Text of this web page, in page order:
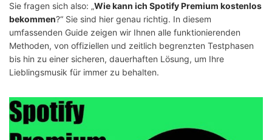
Sie fragen sich also: „Wie kann ich Spotify Premium kostenlos
bekommen?“ Sie sind hier genau richtig. In diesem
umfassenden Guide zeigen wir Ihnen alle funktionierenden
Methoden, von offiziellen und zeitlich begrenzten Testphasen
bis hin zu einer sicheren, dauerhaften Lösung, um Ihre
Lieblingsmusik für immer zu behalten.